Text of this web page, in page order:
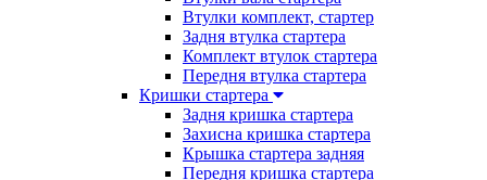
Втулки комплект, стартер
Задня втулка стартера
Комплект втулок стартера
Передня втулка стартера
Кришки стартера
Задня кришка стартера
Захисна кришка стартера
Крышка стартера задняя
Передня кришка стартера